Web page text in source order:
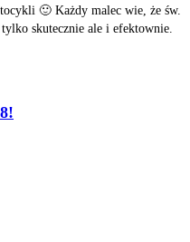
🙂 Każdy malec wie, że św.
skutecznie ale i efektownie.